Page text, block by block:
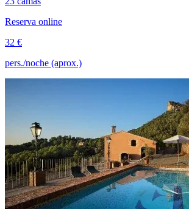
Reserva online
32 €
pers./noche (aprox.)